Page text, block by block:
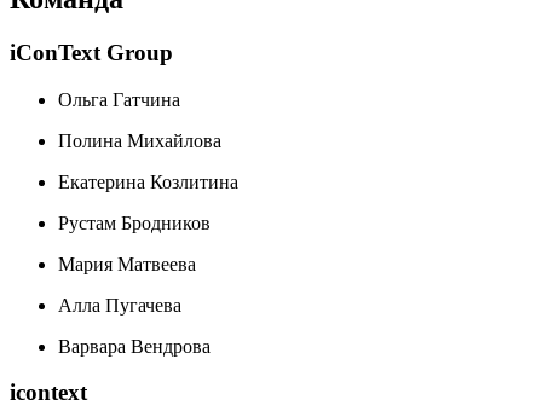
iConText Group
Ольга Гатчина
Полина Михайлова
Екатерина Козлитина
Рустам Бродников
Мария Матвеева
Алла Пугачева
Варвара Вендрова
icontext